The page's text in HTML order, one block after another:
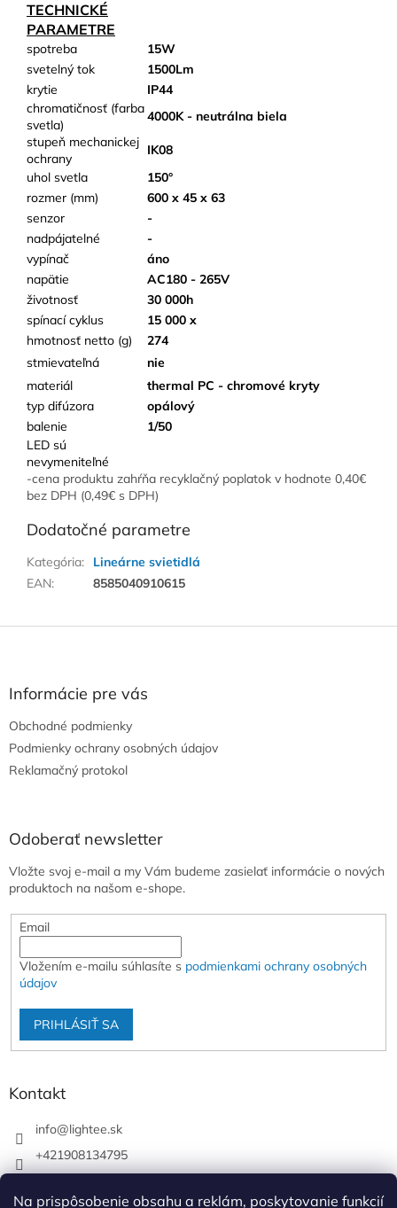
Na prispôsobenie obsahu a reklám, poskytovanie funkcií
TECHNICKÉ
PARAMETRE
spotreba
15W
svetelný tok
1500Lm
krytie
IP44
chromatičnosť (farba
svetla)
4000K - neutrálna biela
stupeň mechanickej
ochrany
IK08
uhol svetla
150°
rozmer (mm)
600 x 45 x 63
senzor
-
nadpájatelné
-
vypínač
áno
napätie
AC180 - 265V
životnosť
30 000h
spínací cyklus
15 000 x
hmotnosť netto (g)
274
stmievateľná
nie
materiál
thermal PC - chromové kryty
typ difúzora
opálový
balenie
1/50
LED sú
nevymeniteľné
-cena produktu zahŕňa recyklačný poplatok v hodnote 0,40€
bez DPH (0,49€ s DPH)
Dodatočné parametre
Kategória:
Lineárne svietidlá
EAN: 8585040910615
Informácie pre vás
Obchodné podmienky
Podmienky ochrany osobných údajov
Reklamačný protokol
Odoberať newsletter
Vložte svoj e-mail a my Vám budeme zasielať informácie o nových
produktoch na našom e-shope.
Email
Vložením e-mailu súhlasíte s podmienkami ochrany osobných
údajov
PRIHLÁSIŤ SA
Kontakt
info@lightee.sk
+421908134795